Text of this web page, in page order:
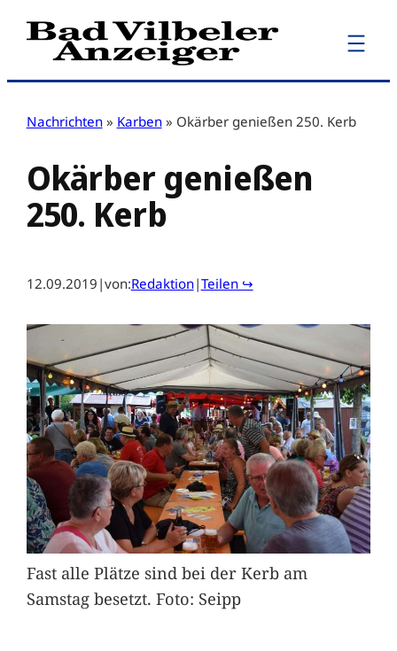
Zum
Inhalt
Nachrichten » Karben » Okärber genießen 250. Kerb
Okärber genießen
250. Kerb
12.09.2019 |von:Redaktion|Teilen ↪
Fast alle Plätze sind bei der Kerb am
Samstag besetzt. Foto: Seipp